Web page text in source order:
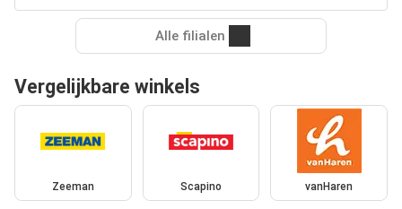
Alle filialen
Vergelijkbare winkels
Zeeman Scapino vanHaren